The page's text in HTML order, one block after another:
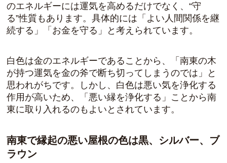
のエネルギーには運気を高めるだけでなく、“守
る”性質もあります。具体的には「 よい人間関係を継
続する 」「 お金を守る 」と考えられています。
白色は金のエネルギーであることから、「南東の木
が持つ運気を金の斧で断ち切ってしまうのでは」と
思われがちです。しかし、白色は悪い気を浄化する
作用が高いため、
「悪い縁を浄化する」ことから南
東に取り入れるのもよい とされています。
南東で縁起の悪い屋根の色は黒、シルバー、ブ
ラウン